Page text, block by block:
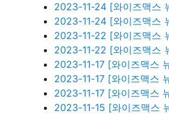
2023-11-24 [와이즈맥스
2023-11-24 [와이즈맥스
2023-11-22 [와이즈맥스
2023-11-22 [와이즈맥스
2023-11-17 [와이즈맥스
2023-11-17 [와이즈맥스
2023-11-17 [와이즈맥스
2023-11-15 [와이즈맥스